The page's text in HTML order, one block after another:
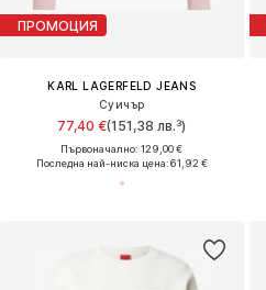
ПРОМОЦИЯ
KARL LAGERFELD JEANS
Суичър
77,40 €(151,38 лв.³)
Първоначално: 129,00 €
Последна най-ниска цена:61,92 €